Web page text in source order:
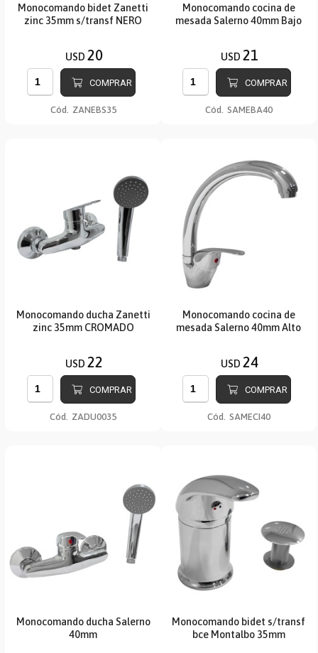
Monocomando bidet Zanetti
zinc 35mm s/transf NERO
USD 20
COMPRAR
Cód. ZANEBS35
Monocomando cocina de
mesada Salerno 40mm Bajo
USD 21
COMPRAR
Cód. SAMEBA40
Monocomando ducha Zanetti
zinc 35mm CROMADO
USD 22
COMPRAR
Cód. ZADU0035
Monocomando cocina de
mesada Salerno 40mm Alto
USD 24
COMPRAR
Cód. SAMECI40
Monocomando ducha Salerno
40mm
Monocomando bidet s/transf
bce Montalbo 35mm